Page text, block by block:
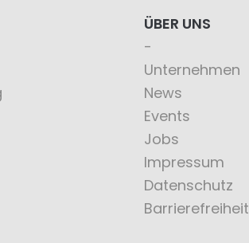
ÜBER UNS
Unternehmen
News
Events
Jobs
Impressum
Datenschutz
Barrierefreiheit